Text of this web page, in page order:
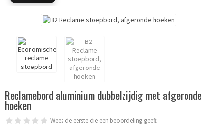
Reclamebord aluminium dubbelzijdig met afgeronde
hoeken
Wees de eerste die een beoordeling geeft